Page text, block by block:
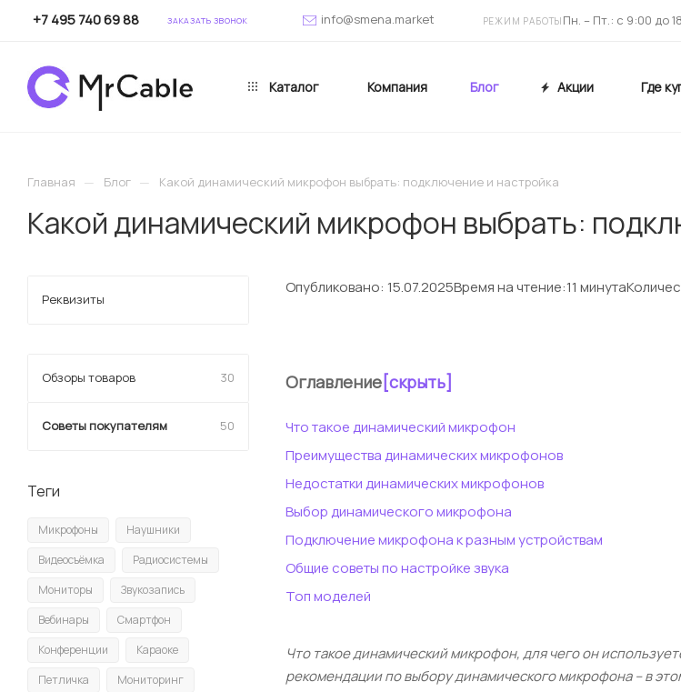
+7 495 740 69 88 ЗАКАЗАТЬ ЗВОНОК info@smena.market РЕЖИМ РАБОТЫ Пн. – Пт.: с 9:00 до
Каталог Компания Блог Акции Где
Главная — Блог — Какой динамический микрофон выбрать: подключение и настройка
Какой динамический микрофон выбрать:
Опубликовано: 15.07.2025Время на чтение:11 минута
Оглавление [скрыть]
Что такое динамический микрофон
Преимущества динамических микрофонов
Недостатки динамических микрофонов
Выбор динамического микрофона
Подключение микрофона к разным устройствам
Общие советы по настройке звука
Топ моделей
Что такое динамический микрофон, для чего он
рекомендации по выбору динамического микрофона – в
Реквизиты
Обзоры товаров 30
Советы покупателям 50
Теги
Микрофоны
Наушники
Видеосъёмка
Радиосистемы
Мониторы
Звукозапись
Вебинары
Смартфон
Конференции
Караоке
Петличка
Мониторинг